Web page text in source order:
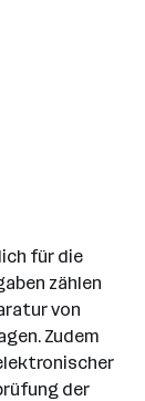
für die
zählen
von
Zudem
der